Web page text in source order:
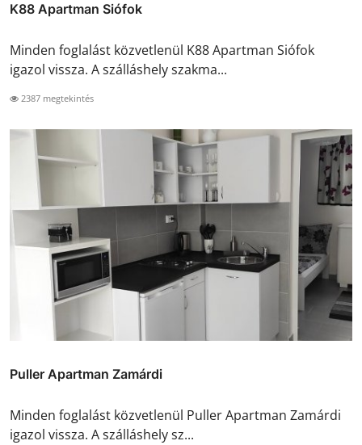
K88 Apartman Siófok
Minden foglalást közvetlenül K88 Apartman Siófok
igazol vissza. A szálláshely szakma...
2387 megtekintés
Puller Apartman Zamárdi
Minden foglalást közvetlenül Puller Apartman Zamárdi
igazol vissza. A szálláshely sz...